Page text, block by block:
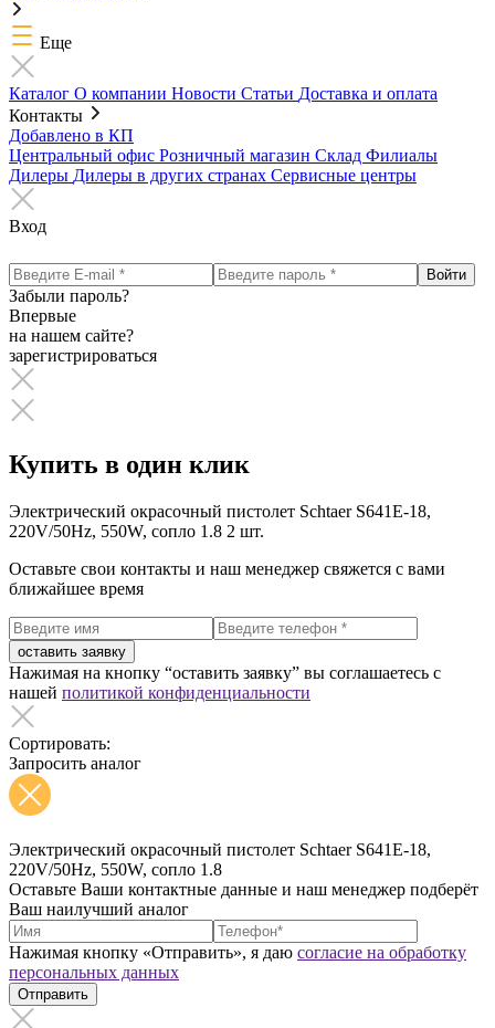
Еще
Каталог О компании Новости Статьи Доставка и оплата
Контакты
Добавлено в КП
Центральный офис Розничный магазин Склад Филиалы
Дилеры Дилеры в других странах Сервисные центры
Вход
Забыли пароль?
Впервые
на нашем сайте?
зарегистрироваться
Купить в один клик
Электрический окрасочный пистолет Schtaer S641E-18,
220V/50Hz, 550W, сопло 1.8 2 шт.
Оставьте свои контакты и наш менеджер свяжется с вами
ближайшее время
оставить заявку
Нажимая на кнопку “оставить заявку” вы соглашаетесь с
нашей политикой конфиденциальности
Сортировать:
Запросить аналог
Электрический окрасочный пистолет Schtaer S641E-18,
220V/50Hz, 550W, сопло 1.8
Оставьте Ваши контактные данные и наш менеджер подберёт
Ваш наилучший аналог
Нажимая кнопку «Отправить», я даю согласие на обработку
персональных данных
Отправить